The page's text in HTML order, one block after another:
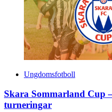
Ungdomsfotboll
Skara Sommarland Cup
turneringar